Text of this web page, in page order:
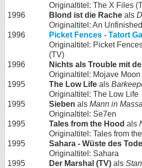
Originaltitel: The X Files
1996
Blond ist die Rache als
Originaltitel: An
1996
Picket Fences - Tatort
Originaltitel: Picket
(TV)
1996
Nichts als Trouble mit
Originaltitel: Mojave Moon
1995
The Low Life als
Originaltitel: The Low Life
1995
Sieben als Mann in
Originaltitel: Se7en
1995
Tales from the Hood als
Originaltitel: Tales from
1995
Sahara - Wüste des
Originaltitel: Sahara
1995
Der Marshal (TV) als